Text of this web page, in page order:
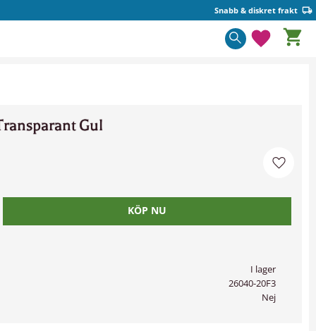
Snabb & diskret frakt
Gul
Lägg
I lager
26040-20F3
Nej